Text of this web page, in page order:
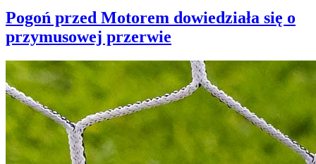
Pogoń przed Motorem dowiedziała się o
przymusowej przerwie